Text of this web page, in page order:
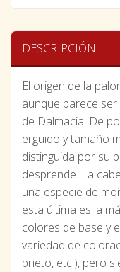
DESCRIPCIÓN
El origen de la
aunque parece
de Dalmacia. De
erguido y tamaño
distinguida por su
desprende. La
una especie de
esta última es la
colores de base y
variedad de
prieto, etc.), pero